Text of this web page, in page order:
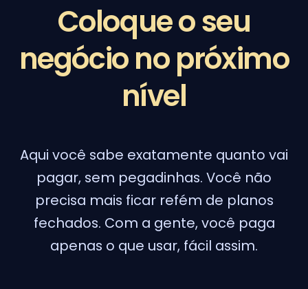
Coloque o seu
negócio no próximo
nível
Aqui você sabe exatamente quanto vai
pagar, sem pegadinhas. Você não
precisa mais ficar refém de planos
fechados. Com a gente, você paga
apenas o que usar, fácil assim.